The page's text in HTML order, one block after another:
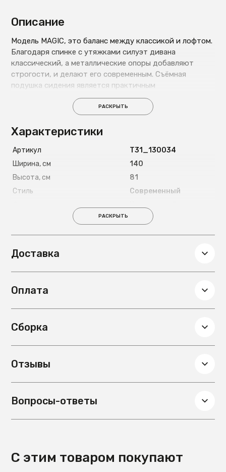
Описание
Модель MAGIC, это баланс между классикой и лофтом.
Благодаря спинке с утяжками силуэт дивана
классический, а металлические опоры добавляют
строгости, и делают его современным. Съёмная
подушка сидения является практичным
преимуществом MAGIC. Подушка при необходимости
легко снимается, чистится, и так же легко
добавляют лёгкость и элегантность.
РАСКРЫТЬ
Характеристики
Артикул
T31_130034
Ширина, см
140
Высота, см
81
Стиль
Современный
Россия
Сборка
Механизм раскладывания
Нераскладной
Подлокотники
РАСКРЫТЬ
Доставка
Оплата
Сборка
Отзывы
Вопросы-ответы
С этим товаром покупают